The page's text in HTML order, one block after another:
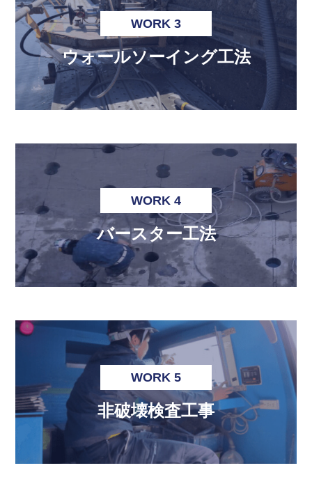
WORK 3
ウォールソーイング工法
WORK 4
バースター工法
WORK 5
非破壊検査工事